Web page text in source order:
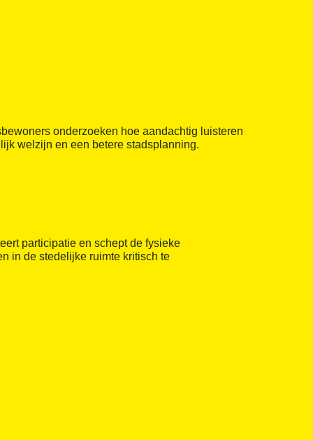
onderzoeken hoe aandachtig luisteren
welzijn en een betere stadsplanning.
participatie en schept de fysieke
in de stedelijke ruimte kritisch te